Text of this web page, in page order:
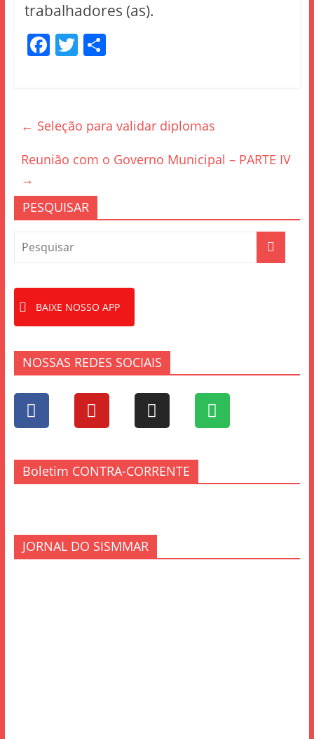
trabalhadores (as).
F
b
o
k
T S
← Seleção para validar diplomas
Reunião com o Governo Municipal – PARTE IV
→
PESQUISAR
BAIXE NOSSO APP
NOSSAS REDES SOCIAIS
Boletim CONTRA-CORRENTE
JORNAL DO SISMMAR